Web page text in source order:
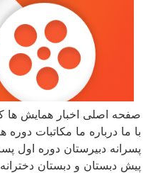
صفحه اصلی اخبار همایش ها
با ما درباره ما مکاتبات
پسرانه دبیرستان دوره اول
پیش دبستان و دبستان